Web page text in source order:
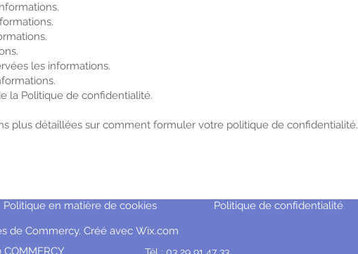
les informations.
la Politique de confidentialité.
plus détaillées sur comment formuler votre politique de confidentialité.
Politique en matière de cookies Politique de confidentialité
de Commercy. Créé avec Wix.com